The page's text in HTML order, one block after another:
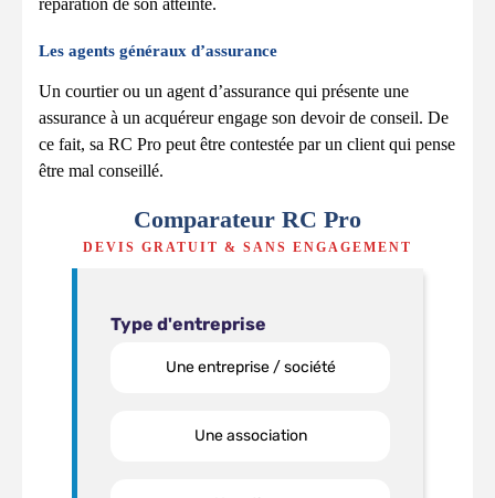
réparation de son atteinte.
Les agents généraux d’assurance
Un courtier ou un agent d’assurance qui présente une
assurance à un acquéreur engage son devoir de conseil. De
ce fait, sa RC Pro peut être contestée par un client qui pense
être mal conseillé.
Comparateur RC Pro
DEVIS GRATUIT & SANS ENGAGEMENT